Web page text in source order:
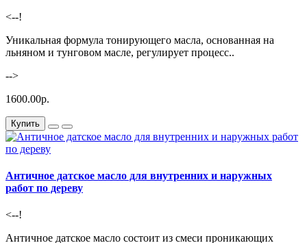
<--!
Уникальная формула тонирующего масла, основанная на
льняном и тунговом масле, регулирует процесс..
-->
1600.00р.
Купить
Античное датское масло для внутренних и наружных
работ по дереву
<--!
Античное датское масло состоит из смеси проникающих